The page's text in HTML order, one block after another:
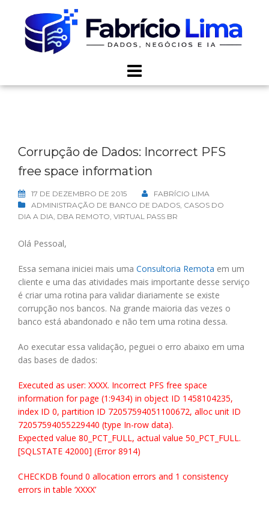
content
Corrupção de Dados: Incorrect PFS
free space information
17 DE DEZEMBRO DE 2015
FABRÍCIO LIMA
ADMINISTRAÇÃO DE BANCO DE DADOS, CASOS DO
DIA A DIA, DBA REMOTO, VIRTUAL PASS BR
Olá Pessoal,
Essa semana iniciei mais uma Consultoria Remota em um
cliente e uma das atividades mais importante desse serviço
é criar uma rotina para validar diariamente se existe
corrupção nos bancos. Na grande maioria das vezes o
banco está abandonado e não tem uma rotina dessa.
Ao executar essa validação, peguei o erro abaixo em uma
das bases de dados:
Executed as user: XXXX. Incorrect PFS free space
information for page (1:9434) in object ID 1458104235,
index ID 0, partition ID 72057594051100672, alloc unit ID
72057594055229440 (type In-row data).
Expected value 80_PCT_FULL, actual value 50_PCT_FULL.
[SQLSTATE 42000] (Error 8914)
CHECKDB found 0 allocation errors and 1 consistency
errors in table ‘XXXX’